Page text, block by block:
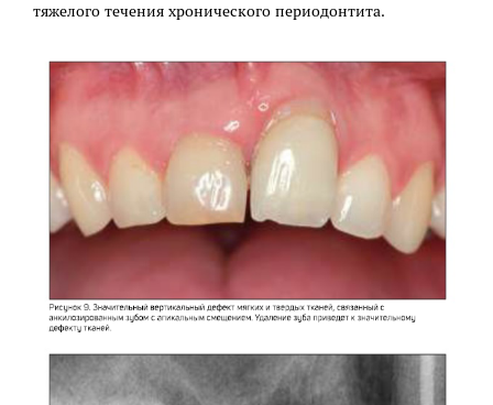
тяжелого течения хронического периодонтита.